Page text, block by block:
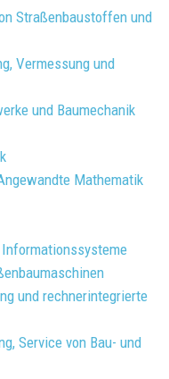
Straßenbaustoffen und
Vermessung und
und Baumechanik
Mathematik
und rechnerintegrierte
Service von Bau- und